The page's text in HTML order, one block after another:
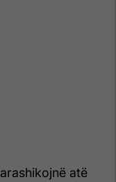
atë